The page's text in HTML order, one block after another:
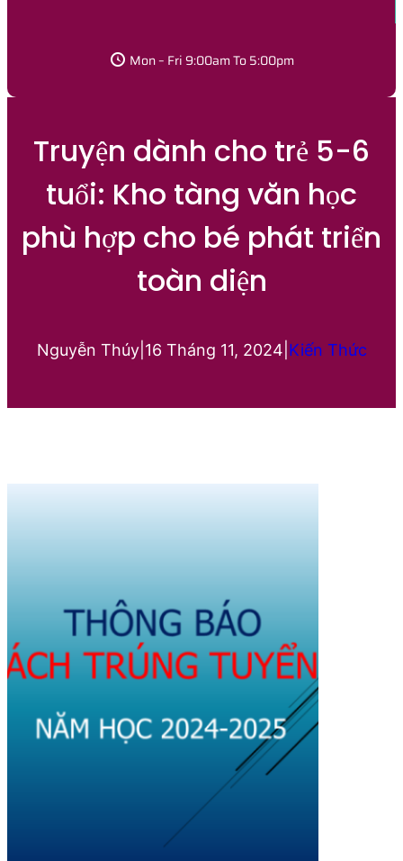
Mon – Fri 9:00am To 5:00pm
Truyện dành cho trẻ 5-6
tuổi: Kho tàng văn học
phù hợp cho bé phát triển
toàn diện
Nguyễn Thúy| 16 Tháng 11, 2024 Kiến Thức